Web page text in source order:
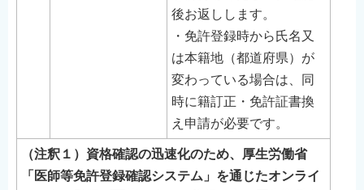
後お返しします。
・免許登録時から氏名又
は本籍地（都道府県）が
変わっている場合は、同
時に籍訂正・免許証書換
え申請が必要です。
（注釈１）資格確認の迅速化のため、厚生労働省
「医師等免許登録確認システム」を通じたオンライ